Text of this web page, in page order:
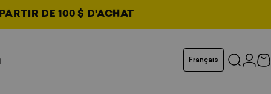
DE 100 $ D'ACHAT
Français